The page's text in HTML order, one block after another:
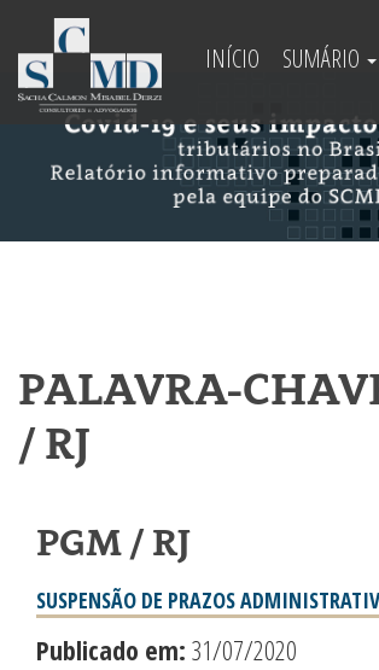
INÍCIO SUMÁRIO
PALAVRA-
/ RJ
PGM / RJ
SUSPENSÃO DE PRAZOS
Publicado em: 31/07/2020